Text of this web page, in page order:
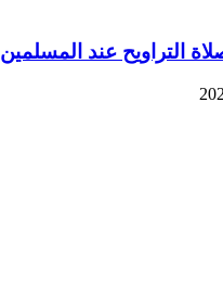
التراويح عند المسلمين